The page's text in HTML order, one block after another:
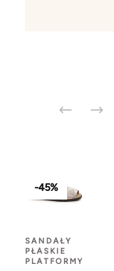
-45%
SANDAŁY
PŁASKIE
PLATFORMY